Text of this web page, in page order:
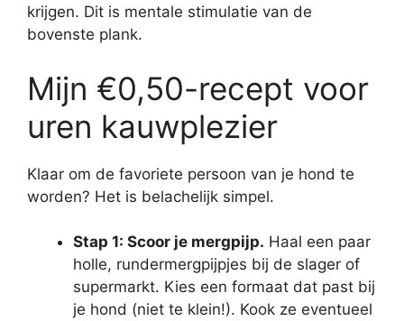
krijgen. Dit is mentale stimulatie van de
bovenste plank.
Mijn €0,50-recept voor
uren kauwplezier
Klaar om de favoriete persoon van je hond te
worden? Het is belachelijk simpel.
Stap 1: Scoor je mergpijp. Haal een paar
holle, rundermergpijpjes bij de slager of
supermarkt. Kies een formaat dat past bij
je hond (niet te klein!). Kook ze eventueel